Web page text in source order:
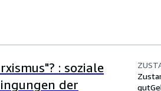
: soziale
der
gut